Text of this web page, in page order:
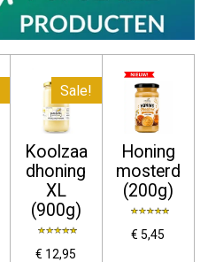
Sale!
Koolzaa
dhoning
XL
(900g)
€ 12,95
Honing
mosterd
(200g)
€ 5,45